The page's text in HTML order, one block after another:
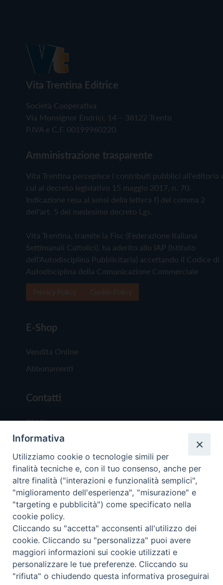
Vita Trentina Editrice
Società Cooperativa
Via Monsignor Endrici, 14 – 38122 Trento
P.IVA e C.F. 00199960220
Amministrazione trasparente
Vita Trentina percepisce i contributi pubblici all'editoria
cui al decreto legislativo 15 maggio 2017, n. 70.
Indicazione resa ai sensi della lettera f) del comma 2
dell'art. 5 del medesimo decreto Lgs.
Vita Trentina, tramite la Fisc (Federazione Italiana
Settimanali Cattolici), ha aderito allo IAP (Istituto
dell'Autodisciplina Pubblicitaria) accettando il Codice di
Autodisciplina della Comunicazione Commerciale
E-Shop
Vendita Online
Abbonamenti
Contatti
Chi Siamo
Redazione
Scrivici
Copyright © 2019 - Tutti i diritti riservati - Vita
Trentina Editrice
Privacy Policy
Torna
Informativa
Utilizziamo cookie o tecnologie simili per
finalità tecniche e, con il tuo consenso, anche per
altre finalità ("interazioni e funzionalità semplici",
"miglioramento dell'esperienza", "misurazione" e
"targeting e pubblicità") come specificato nella
cookie policy.
Cliccando su "accetta" acconsenti all'utilizzo dei
cookie. Cliccando su "personalizza" puoi avere
maggiori informazioni sui cookie utilizzati e
personalizzare le tue preferenze. Cliccando su
"rifiuta" o chiudendo questa informativa proseguirai